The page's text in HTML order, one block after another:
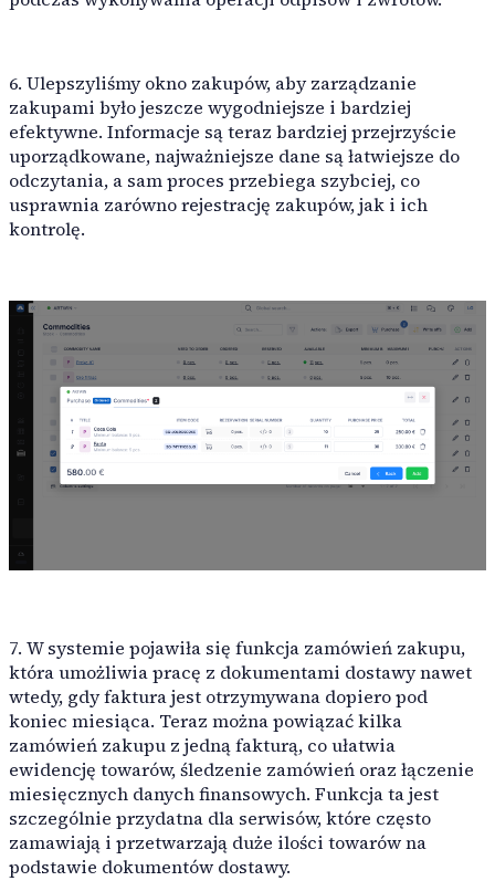
6. Ulepszyliśmy okno zakupów, aby zarządzanie
zakupami było jeszcze wygodniejsze i bardziej
efektywne. Informacje są teraz bardziej przejrzyście
uporządkowane, najważniejsze dane są łatwiejsze do
odczytania, a sam proces przebiega szybciej, co
usprawnia zarówno rejestrację zakupów, jak i ich
kontrolę.
7. W systemie pojawiła się funkcja zamówień zakupu,
która umożliwia pracę z dokumentami dostawy nawet
wtedy, gdy faktura jest otrzymywana dopiero pod
koniec miesiąca. Teraz można powiązać kilka
zamówień zakupu z jedną fakturą, co ułatwia
ewidencję towarów, śledzenie zamówień oraz łączenie
miesięcznych danych finansowych. Funkcja ta jest
szczególnie przydatna dla serwisów, które często
zamawiają i przetwarzają duże ilości towarów na
podstawie dokumentów dostawy.